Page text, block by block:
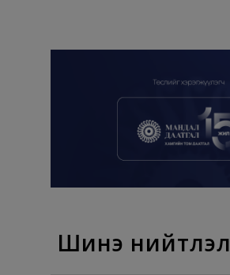
Шинэ нийтлэл